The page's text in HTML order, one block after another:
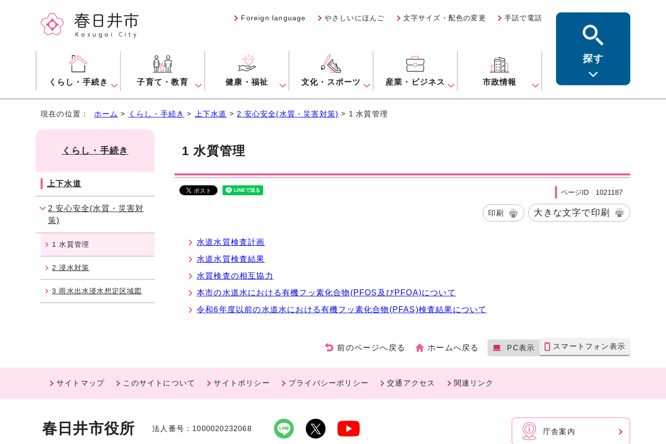
Foreign language やさしいにほんご 文字サイズ・配色の変更 手話で電話
くらし・手続き 子育て・教育 健康・福祉 文化・スポーツ 産業・ビジネス 市政情報
探す
現在の位置： ホーム > くらし・手続き > 上下水道 > 2 安心安全(水質・災害対策) > 1 水質管理
1 水質管理
ページID 1021187
印刷 大きな文字で印刷
水道水質検査計画
水道水質検査結果
水質検査の相互協力
本市の水道水における有機フッ素化合物(PFOS及びPFOA)について
令和6年度以前の水道水における有機フッ素化合物(PFAS)検査結果について
くらし・手続き
上下水道
2 安心安全(水質・災害対
策)
1 水質管理
2 浸水対策
3 雨水出水浸水想定区域図
前のページへ戻る ホームへ戻る PC表示 スマートフォン表示
サイトマップ このサイトについて サイトポリシー プライバシーポリシー 交通アクセス 関連リンク
春日井市役所 法人番号：1000020232068 庁舎案内